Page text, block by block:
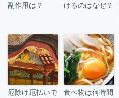
副作用は？
けるのはなぜ？
厄除け厄払いで
食べ物は何時間